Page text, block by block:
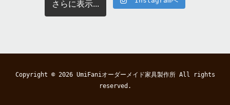
さらに表示...
Copyright © 2026 UmiFaniオーダーメイド家具製作所All rights
reserved.